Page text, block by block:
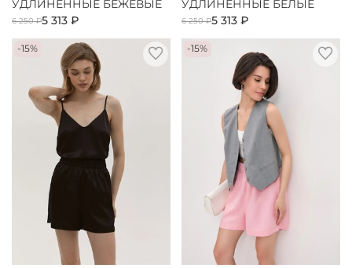
УДЛИНЕННЫЕ БЕЖЕВЫЕ
6 250 ₽5 313 ₽
УДЛИНЕННЫЕ БЕЛЫЕ
6 250 ₽5 313 ₽
-15% -15%